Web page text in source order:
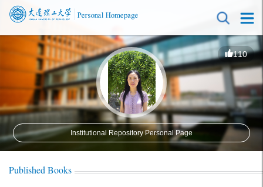
110
Institutional Repository Personal Page
Published Books